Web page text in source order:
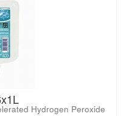
Hydrogen Peroxide